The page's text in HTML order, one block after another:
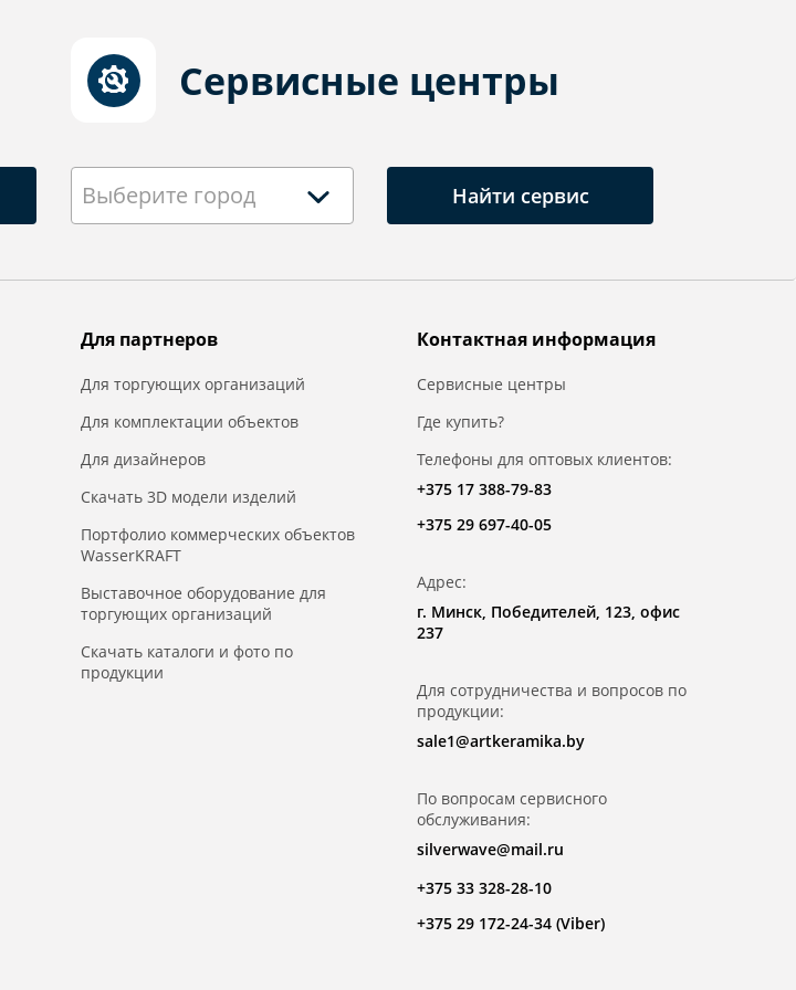
Сервисные центры
Выберите город Найти сервис
Для партнеров
Для торгующих организаций
Для комплектации объектов
Для дизайнеров
Скачать 3D модели изделий
Портфолио коммерческих объектов
WasserKRAFT
Выставочное оборудование для
торгующих организаций
Скачать каталоги и фото по
продукции
Контактная информация
Сервисные центры
Где купить?
Телефоны для оптовых клиентов:
+375 17 388-79-83
+375 29 697-40-05
Адрес:
г. Минск, Победителей, 123, офис
237
Для сотрудничества и вопросов по
продукции:
sale1@artkeramika.by
По вопросам сервисного
обслуживания:
silverwave@mail.ru
+375 33 328-28-10
+375 29 172-24-34 (Viber)